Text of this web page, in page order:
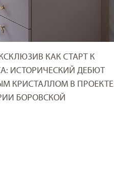
КАК СТАРТ К
ИСТОРИЧЕСКИЙ ДЕБЮТ
КРИСТАЛЛОМ В ПРОЕКТЕ
БОРОВСКОЙ